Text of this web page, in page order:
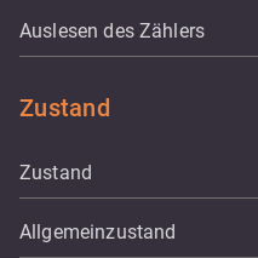
Auslesen des Zählers
Zustand
Zustand
Allgemeinzustand